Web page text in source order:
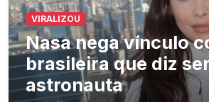
VIRALIZOU
Nasa nega vínculo
brasileira que diz ser
astronauta